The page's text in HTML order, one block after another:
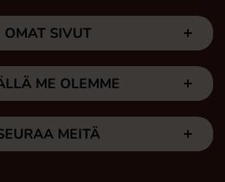
OMAT SIVUT
ME OLEMME
MEITÄ